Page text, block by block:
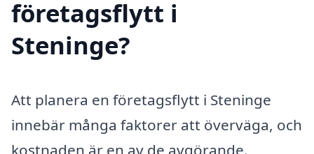
företagsflytt i
Steninge?
Att planera en företagsflytt i Steninge
innebär många faktorer att överväga, och
kostnaden är en av de avgörande.